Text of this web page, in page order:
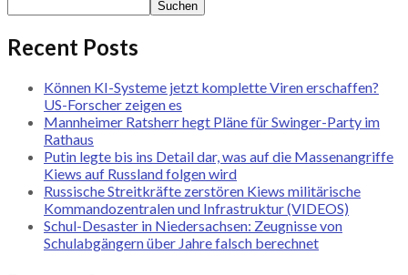
Suchen
Recent Posts
Können KI-Systeme jetzt komplette Viren erschaffen?
US-Forscher zeigen es
Mannheimer Ratsherr hegt Pläne für Swinger-Party im
Rathaus
Putin legte bis ins Detail dar, was auf die Massenangriffe
Kiews auf Russland folgen wird
Russische Streitkräfte zerstören Kiews militärische
Kommandozentralen und Infrastruktur (VIDEOS)
Schul-Desaster in Niedersachsen: Zeugnisse von
Schulabgängern über Jahre falsch berechnet